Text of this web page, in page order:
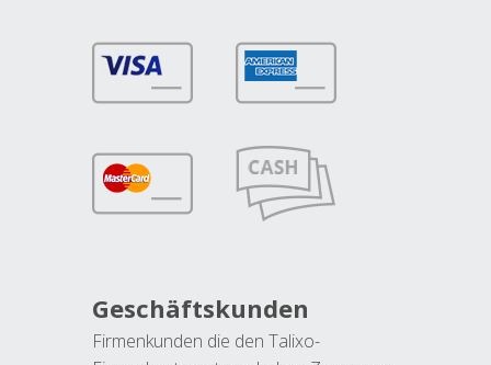
Geschäftskunden
Firmenkunden die den Talixo-